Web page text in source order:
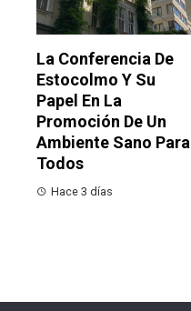
La Conferencia De
Estocolmo Y Su
Papel En La
Promoción De Un
Ambiente Sano Para
Todos
Hace 3 días